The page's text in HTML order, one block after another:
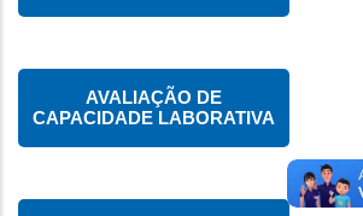
AVALIAÇÃO DE
CAPACIDADE LABORATIVA